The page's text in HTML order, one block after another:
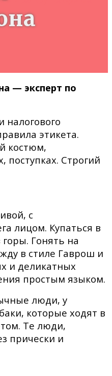
— эксперт по
налогового
этикета.
костюм,
поступках. Строгий
с
лицом. Купаться в
Гонять на
в стиле Гаврош и
и деликатных
простым языком.
люди, у
которые ходят в
Те люди,
прически и